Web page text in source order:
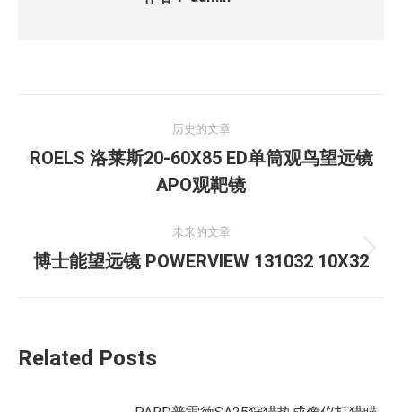
章
历史的文章
历
史
章：
ROELS 洛莱斯20-60X85 ED单筒观鸟望远镜
APO观靶镜
未来的文章
未
博士能望远镜 POWERVIEW 131032 10X32
Related Posts